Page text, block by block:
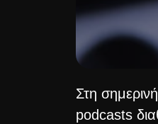
Στη
podcasts